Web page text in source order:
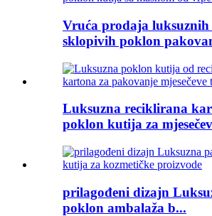
Vruća prodaja
sklopivih poklon
Luksuzna reciklirana
poklon kutija za
prilagođeni dizajn
poklon ambalaža b...